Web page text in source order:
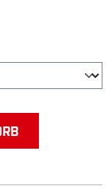
Wert ein